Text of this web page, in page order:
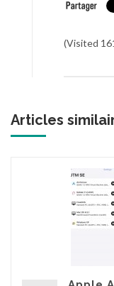
(Visited
Articles